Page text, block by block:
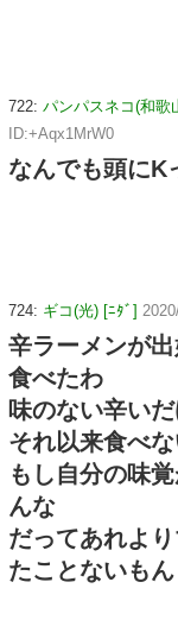
722: パンパスネコ(和歌
ID:+Aqx1MrW0
なんでも頭にK
724: ギコ(光) [ﾆﾀﾞ]
辛ラーメンが
食べたわ
味のない辛い
それ以来食べ
もし自分の味
んな
だってあれよ
たことないもん